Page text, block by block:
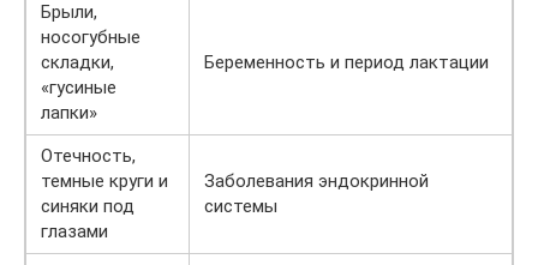
Брыли,
носогубные
складки,
«гусиные
лапки»
Беременность и период лактации
Отечность,
темные круги и
синяки под
глазами
Заболевания эндокринной
системы